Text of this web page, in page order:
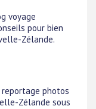
voyage
pour bien
Zélande.
photos
Zélande sous